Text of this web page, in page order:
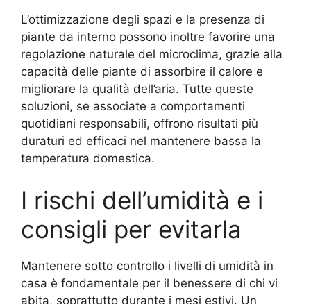
L’ottimizzazione degli spazi e la presenza di
piante da interno possono inoltre favorire una
regolazione naturale del microclima, grazie alla
capacità delle piante di assorbire il calore e
migliorare la qualità dell’aria. Tutte queste
soluzioni, se associate a comportamenti
quotidiani responsabili, offrono risultati più
duraturi ed efficaci nel mantenere bassa la
temperatura domestica.
I rischi dell’umidità e i
consigli per evitarla
Mantenere sotto controllo i livelli di umidità in
casa è fondamentale per il benessere di chi vi
abita, soprattutto durante i mesi estivi. Un